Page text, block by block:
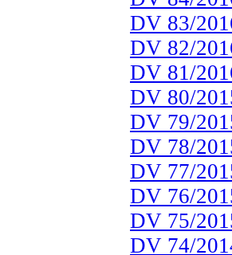
DV 83/
DV 82/
DV 81/
DV 80/
DV 79/
DV 78/
DV 77/
DV 76/
DV 75/
DV 74/